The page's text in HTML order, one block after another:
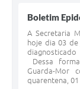
Boletim
A Secretaria
hoje dia 03
Dessa
Guarda-Mor
quarentena, 01